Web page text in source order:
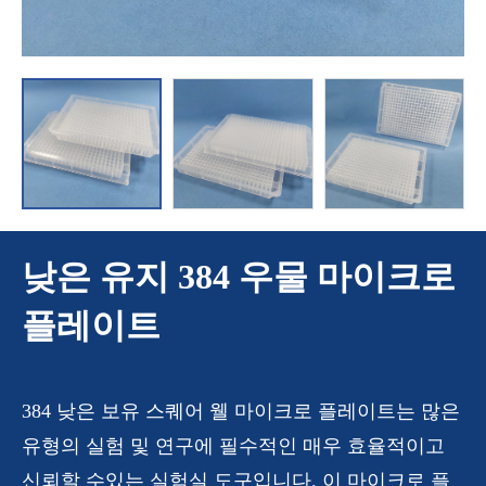
낮은 유지 384 우물 마이크로
플레이트
384 낮은 보유 스퀘어 웰 마이크로 플레이트는 많은
유형의 실험 및 연구에 필수적인 매우 효율적이고
신뢰할 수있는 실험실 도구입니다. 이 마이크로 플